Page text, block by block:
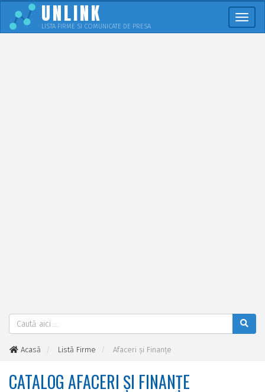
UNLINK
LISTA FIRME SI COMUNICATE DE PRESA
Acasă Listă Firme Afaceri şi Finanţe
CATALOG AFACERI ŞI FINANŢE